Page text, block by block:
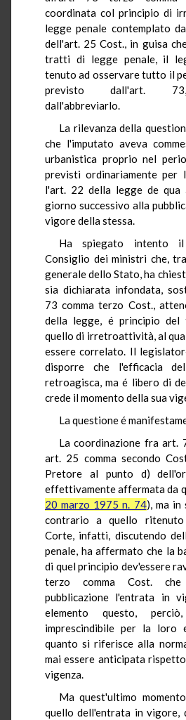
coordinata col principio di
legge penale contemplato
dell'art. 25 Cost., in guisa
tratti di legge penale, il
tenuto ad osservare tutto il
previsto dall'art. 73,
dall'abbreviarlo.
La rilevanza della
che l'imputato aveva
urbanistica proprio nel
previsti ordinariamente per
l'art. 22 della legge de qua
giorno successivo alla
vigore della stessa.
Ha spiegato intento
Consiglio dei ministri che,
generale dello Stato, ha
sia dichiarata infondata,
73 comma terzo Cost.,
della legge, é principio
quello di irretroattività, al
essere correlato. Il
disporre che l'efficacia
retroagisca, ma é libero di
crede il momento della sua
La questione é
La coordinazione fra art.
art. 25 comma secondo
Pretore al punto d)
effettivamente affermata da
20 marzo 1975 n. 74), ma in
contrario a quello
Corte, infatti, discutendo
penale, ha affermato che la
di quel principio dev'essere
terzo comma Cost.
pubblicazione l'entrata in
elemento questo,
imprescindibile per la loro
quanto si riferisce alla
mai essere anticipata
vigenza.
Ma quest'ultimo
quello dell'entrata in vigore,